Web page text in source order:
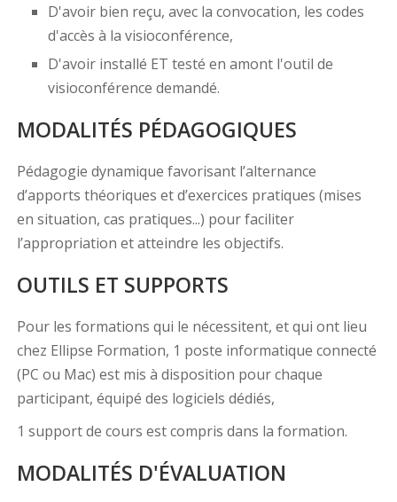
D'avoir bien reçu, avec la convocation, les codes
d'accès à la visioconférence,
D'avoir installé ET testé en amont l'outil de
visioconférence demandé.
MODALITÉS PÉDAGOGIQUES
Pédagogie dynamique favorisant l’alternance
d’apports théoriques et d’exercices pratiques (mises
en situation, cas pratiques...) pour faciliter
l’appropriation et atteindre les objectifs.
OUTILS ET SUPPORTS
Pour les formations qui le nécessitent, et qui ont lieu
chez Ellipse Formation, 1 poste informatique connecté
(PC ou Mac) est mis à disposition pour chaque
participant, équipé des logiciels dédiés,
1 support de cours est compris dans la formation.
MODALITÉS D'ÉVALUATION